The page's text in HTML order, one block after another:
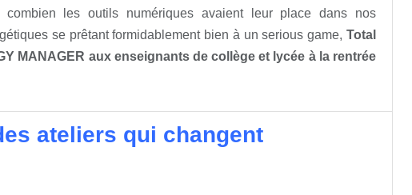
les outils numériques avaient leur place dans nos
se prêtant formidablement bien à un serious game, Total
MANAGER aux enseignants de collège et lycée à la rentrée
ateliers qui changent